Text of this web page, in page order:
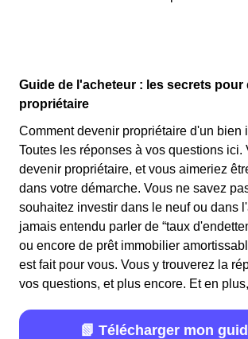
Guide de l'acheteur : les secrets pour
propriétaire
Comment devenir propriétaire d'un bien
Toutes les réponses à vos questions ici.
devenir propriétaire, et vous aimeriez
dans votre démarche. Vous ne savez
souhaitez investir dans le neuf ou dans
jamais entendu parler de “taux
ou encore de prêt immobilier
est fait pour vous. Vous y trouverez la
vos questions, et plus encore. Et en
📗 Télécharger mon